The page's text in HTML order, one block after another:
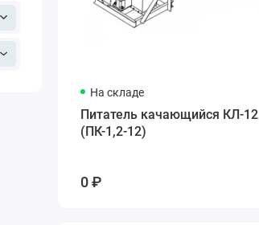
На складе
Питатель качающийся КЛ-12
(ПК-1,2-12)
0 ₽